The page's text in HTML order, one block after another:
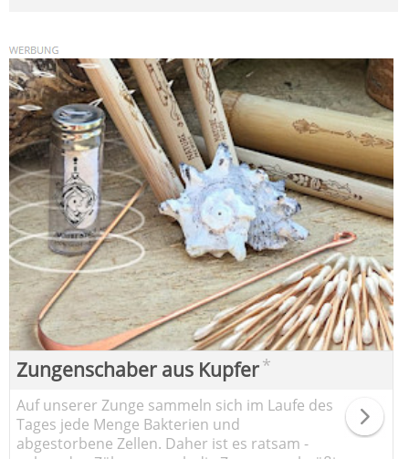
Zungenschaber aus Kupfer*
Auf unserer Zunge sammeln sich im Laufe des
Tages jede Menge Bakterien und
abgestorbene Zellen. Daher ist es ratsam -